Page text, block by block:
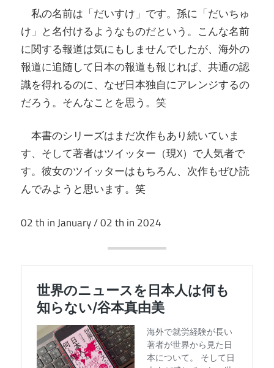
私の名前は「だいすけ」です。孫に「だいちゅ
け」と名付けるようなものだという。こんな名前
に関する報道は気にもしませんでしたが、海外の
報道に追随して日本の報道も報じれば、共通の認
識を得れるのに、なぜ日本独自にアレンジするの
だろう。そんなことを思う。笑
本書のシリーズはまだ次作もあり続いていま
す、そして著者はツイッター（現X）で人気者で
す。彼女のツイッターはもちろん、次作もぜひ読
んでみようと思います。笑
02 th in January / 02 th in 2024